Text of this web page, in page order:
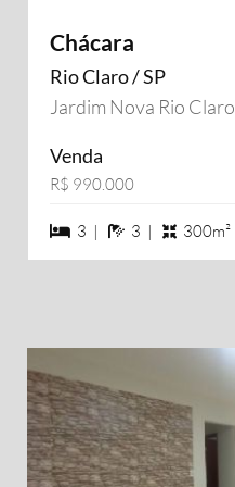
Chácara
Rio Claro / SP
Jardim Nova Rio Claro
Venda
R$ 990.000
3 dormiórios
3 | 3 banheiros
3 | 300m²